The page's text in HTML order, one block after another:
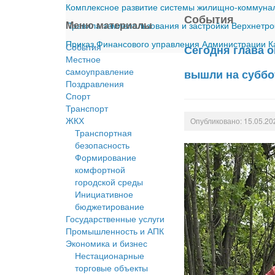
Комплексное развитие системы жилищно-
Правила землепользования и застройки
Приказ Финансового управления Администрации
Меню материалы
События
Местное
cамоуправление
Поздравления
Спорт
Транспорт
ЖКХ
Транспортная
безопасность
Формирование
комфортной
городской среды
Инициативное
бюджетирование
Государственные услуги
Промышленность и АПК
Экономика и бизнес
Нестационарные
торговые объекты
События
Сегодня глава
вышли на
Опубликовано: